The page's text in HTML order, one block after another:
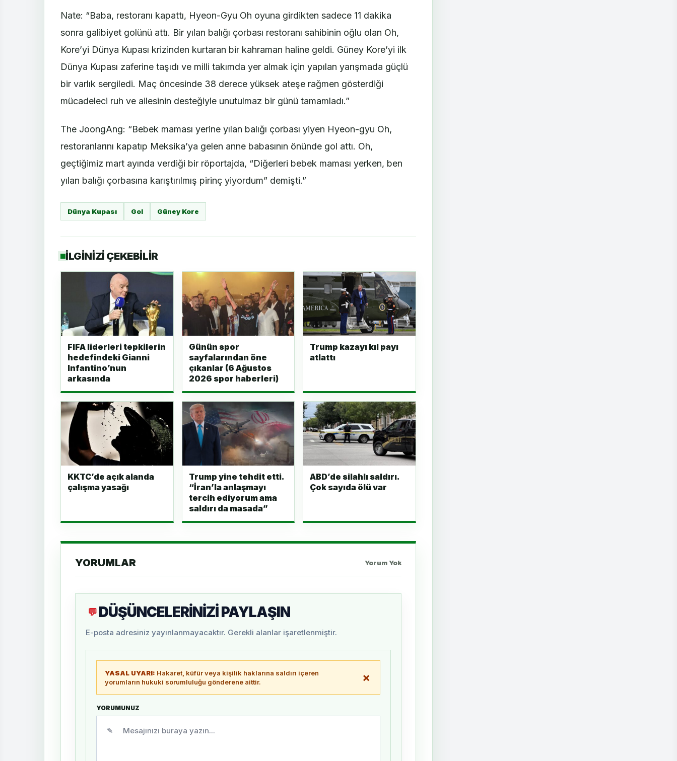
Nate: “Baba, restoranı kapattı, Hyeon-Gyu Oh oyuna girdikten sadece 11 dakika
sonra galibiyet golünü attı. Bir yılan balığı çorbası restoranı sahibinin oğlu olan Oh,
Kore’yi Dünya Kupası krizinden kurtaran bir kahraman haline geldi. Güney Kore’yi ilk
Dünya Kupası zaferine taşıdı ve milli takımda yer almak için yapılan yarışmada güçlü
bir varlık sergiledi. Maç öncesinde 38 derece yüksek ateşe rağmen gösterdiği
mücadeleci ruh ve ailesinin desteğiyle unutulmaz bir günü tamamladı.”
The JoongAng: “Bebek maması yerine yılan balığı çorbası yiyen Hyeon-gyu Oh,
restoranlarını kapatıp Meksika’ya gelen anne babasının önünde gol attı. Oh,
geçtiğimiz mart ayında verdiği bir röportajda, “Diğerleri bebek maması yerken, ben
yılan balığı çorbasına karıştırılmış pirinç yiyordum” demişti.”
Dünya Kupası Gol Güney Kore
İLGİNİZİ ÇEKEBİLİR
FIFA liderleri tepkilerin
hedefindeki Gianni
Infantino’nun
arkasında
Günün spor
sayfalarından öne
çıkanlar (6 Ağustos
2026 spor haberleri)
Trump kazayı kıl payı
atlattı
KKTC’de açık alanda
çalışma yasağı
Trump yine tehdit etti.
“İran’la anlaşmayı
tercih ediyorum ama
saldırı da masada”
ABD’de silahlı saldırı.
Çok sayıda ölü var
YORUMLAR Yorum Yok
💬 DÜŞÜNCELERİNİZİ PAYLAŞIN
E-posta adresiniz yayınlanmayacaktır. Gerekli alanlar işaretlenmiştir.
YASAL UYARI: Hakaret, küfür veya kişilik haklarına saldırı içeren
yorumların hukuki sorumluluğu gönderene aittir.
×
YORUMUNUZ
✎